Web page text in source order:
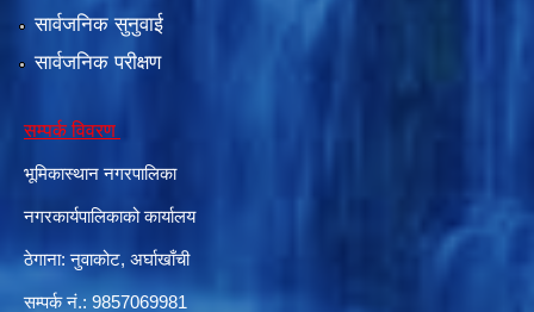
सार्वजनिक सुनुवाई
सार्वजनिक परीक्षण
सम्पर्क विवरण
भूमिकास्थान नगरपालिका
नगरकार्यपालिकाको कार्यालय
ठेगाना: नुवाकोट, अर्घाखाँची
सम्पर्क नं.: 9857069981